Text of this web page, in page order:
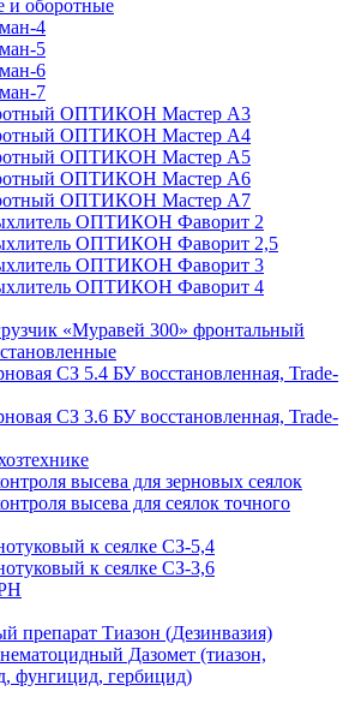
и оборотные
4
5
6
7
ОПТИКОН Мастер А3
ОПТИКОН Мастер А4
ОПТИКОН Мастер А5
ОПТИКОН Мастер А6
ОПТИКОН Мастер А7
ОПТИКОН Фаворит 2
ОПТИКОН Фаворит 2,5
ОПТИКОН Фаворит 3
ОПТИКОН Фаворит 4
«Муравей 300» фронтальный
СЗ 5.4 БУ восстановленная, Trade-
СЗ 3.6 БУ восстановленная, Trade-
высева для зерновых сеялок
высева для сеялок точного
к сеялке СЗ-5,4
к сеялке СЗ-3,6
препарат Тиазон (Дезинвазия)
Дазомет (тиазон,
фунгицид, гербицид)